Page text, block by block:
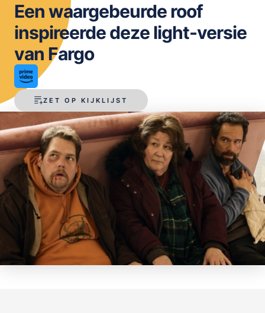
ZET OP KIJKLIJST
Een waargebeurde roof
inspireerde deze light-versie
van Fargo